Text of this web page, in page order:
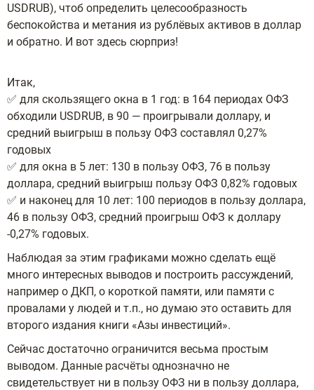
USDRUB), чтоб определить целесообразность
беспокойства и метания из рублёвых активов в доллар
и обратно. И вот здесь сюрприз!
Итак,
✅ для скользящего окна в 1 год: в 164 периодах ОФЗ
обходили USDRUB, в 90 — проигрывали доллару, и
средний выигрыш в пользу ОФЗ составлял 0,27%
годовых
✅ для окна в 5 лет: 130 в пользу ОФЗ, 76 в пользу
доллара, средний выигрыш пользу ОФЗ 0,82% годовых
✅ и наконец для 10 лет: 100 периодов в пользу доллара,
46 в пользу ОФЗ, средний проигрыш ОФЗ к доллару
-0,27% годовых.
Наблюдая за этим графиками можно сделать ещё
много интересных выводов и построить рассуждений,
например о ДКП, о короткой памяти, или памяти с
провалами у людей и т.п., но думаю это оставить для
второго издания книги «Азы инвестиций».
Сейчас достаточно ограничится весьма простым
выводом. Данные расчёты однозначно не
свидетельствует ни в пользу ОФЗ ни в пользу доллара,